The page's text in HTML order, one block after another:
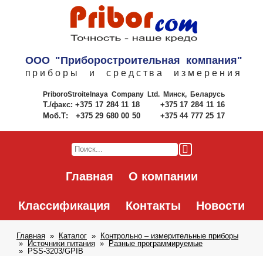
ООО "Приборостроительная компания"
приборы и средства измерения
PriboroStroitelnaya Company Ltd.Минск, Беларусь
Т./факс: +375 17 284 11 18
+375 17 284 11 16
Моб.Т:
+375 29 680 00 50 +375 44 777 25 17
Главная О компании
Классификация Контакты Новости
Главная Каталог
Контрольно – измерительные приборы
Источники питания
Разные программируемые
PSS-3203/GPIB